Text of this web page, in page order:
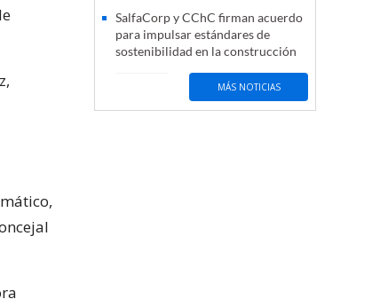
SalfaCorp y CChC firman acuerdo
para impulsar estándares de
sostenibilidad en la construcción
MÁS NOTICIAS